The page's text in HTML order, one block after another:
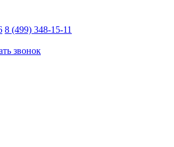
8 (499) 348-15-11
звонок